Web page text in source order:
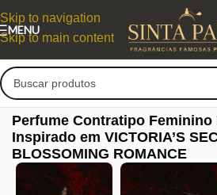
Skip to navigation
Skip to main content
MENU
Perfume Contratipo Feminino
Inspirado em VICTORIA’S
BLOSSOMING ROMANCE